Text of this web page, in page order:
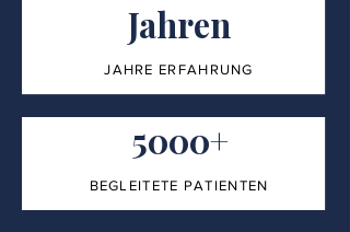
Jahren
JAHRE ERFAHRUNG
5000+
BEGLEITETE PATIENTEN